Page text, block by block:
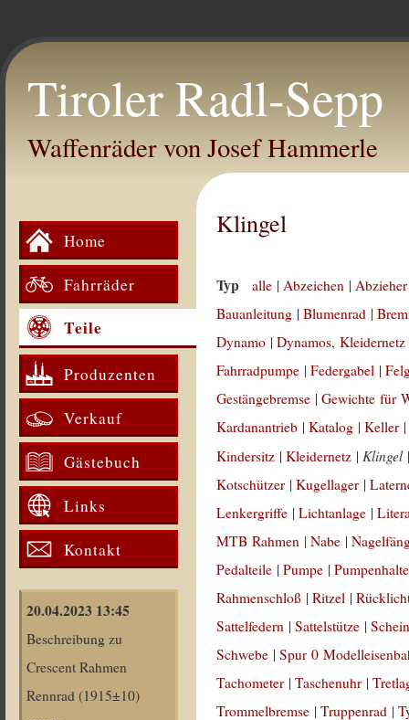
Tiroler Radl-Sepp
Waffenräder von Josef Hammerle
Home
Fahrräder
Teile
Produzenten
Verkauf
Gästebuch
Links
Kontakt
20.04.2023 13:45
Beschreibung zu
Crescent Rahmen
Rennrad (1915±10)
Klingel
Typ alle |Abzeichen |
Bauanleitung |Blumenrad |
Dynamo |Dynamos, Kleidernetz
Fahrradpumpe |Federgabel |
Gestängebremse |Gewichte für
Kardanantrieb |Katalog |Keller
Kindersitz |Kleidernetz |Klingel
Kotschützer |Kugellager |
Lenkergriffe |Lichtanlage |
MTB Rahmen |Nabe |
Pedalteile |Pumpe |
Rahmenschloß |Ritzel |
Sattelfedern |Sattelstütze |
Schwebe |Spur 0
Tachometer |Taschenuhr |
Trommelbremse |Truppenrad |